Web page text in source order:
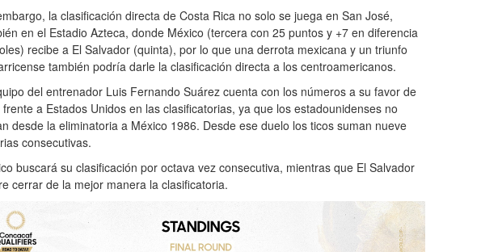
la clasificación directa de Costa Rica no solo se juega en San José,
en el Estadio Azteca, donde México (tercera con 25 puntos y +7 en diferencia
recibe a El Salvador (quinta), por lo que una derrota mexicana y un triunfo
también podría darle la clasificación directa a los centroamericanos.
del entrenador Luis Fernando Suárez cuenta con los números a su favor de
frente a Estados Unidos en las clasificatorias, ya que los estadounidenses no
desde la eliminatoria a México 1986. Desde ese duelo los ticos suman nueve
consecutivas.
buscará su clasificación por octava vez consecutiva, mientras que El Salvador
cerrar de la mejor manera la clasificatoria.